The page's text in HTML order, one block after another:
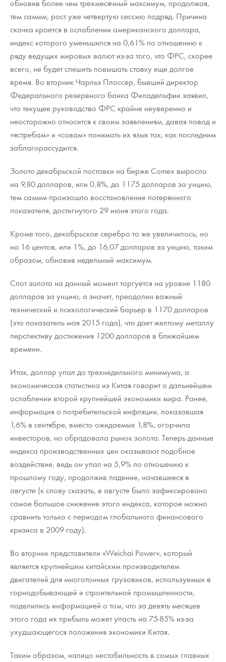
Русская нумизматика
Золотая карманная галерея
Наборы подарочных и коллекционных монет
Монеты и жетоны из недрагоценных металлов
Книги по нумизматике
обновив более чем трехмесячный максимум, продолжая,
тем самым, рост уже четвертую сессию подряд. Причина
скачка кроется в ослаблении американского доллара,
индекс которого уменьшился на 0,61% по отношению к
ряду ведущих мировых валют из-за того, что ФРС, скорее
всего, не будет спешить повышать ставку еще долгое
время. Во вторник Чарльз Плоссер, бывший директор
Федерального резервного банка Филадельфии заявил,
что текущее руководство ФРС крайне неуверенно и
неосторожно относится к своим заявлениям, давая повод и
«ястребам» и «совам» понимать их язык так, как последним
заблагорассудится.
Золото декабрьской поставки на бирже Comex выросло
на 9,80 долларов, или 0,8%, до 1175 долларов за унцию,
тем самым произошло восстановление потерянного
показателя, достигнутого 29 июня этого года.
Кроме того, декабрьское серебро то же увеличилось, но
на 16 центов, или 1%, до 16,07 долларов за унцию, таким
образом, обновив недельный максимум.
Спот золота на данный момент торгуется на уровне 1180
долларов за унцию, а значит, преодолен важный
технический и психологический барьер в 1170 долларов
(это показатель мая 2015 года), что дает желтому металлу
перспективу достижения 1200 долларов в ближайшем
времени.
Итак, доллар упал до трехнедельного минимума, а
экономическая статистика из Китая говорит о дальнейшем
ослаблении второй крупнейшей экономики мира. Ранее,
информация о потребительской инфляции, показавшая
1,6% в сентябре, вместо ожидаемых 1,8%, огорчила
инвесторов, но обрадовала рынок золота. Теперь данные
индекса производственных цен оказывают подобное
воздействие, ведь он упал на 5,9% по отношению к
прошлому году, продолжив падение, начавшееся в
августе (к слову сказать, в августе было зафиксировано
самое большое снижение этого индекса, которое можно
сравнить только с периодом глобального финансового
кризиса в 2009 году).
Во вторник представители «Weichai Power», который
является крупнейшим китайским производителем
двигателей для многотонных грузовиков, используемых в
горнодобывающей и строительной промышленности,
поделились информацией о том, что за девять месяцев
этого года их прибыль может упасть на 75-85% из-за
ухудшающегося положения экономики Китая.
Таким образом, налицо нестабильность в самых главных